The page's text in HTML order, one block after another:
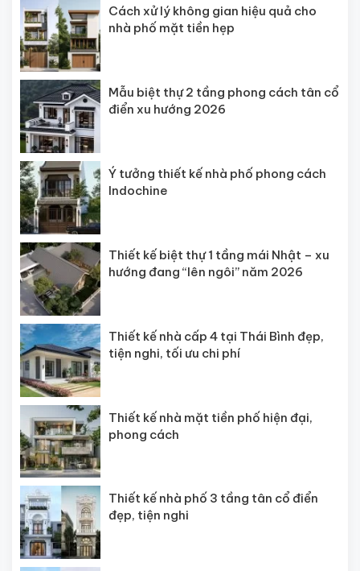
Cách xử lý không gian hiệu quả cho
nhà phố mặt tiền hẹp
Mẫu biệt thự 2 tầng phong cách tân cổ
điển xu hướng 2026
Ý tưởng thiết kế nhà phố phong cách
Indochine
Thiết kế biệt thự 1 tầng mái Nhật – xu
hướng đang “lên ngôi” năm 2026
Thiết kế nhà cấp 4 tại Thái Bình đẹp,
tiện nghi, tối ưu chi phí
Thiết kế nhà mặt tiền phố hiện đại,
phong cách
Thiết kế nhà phố 3 tầng tân cổ điển
đẹp, tiện nghi